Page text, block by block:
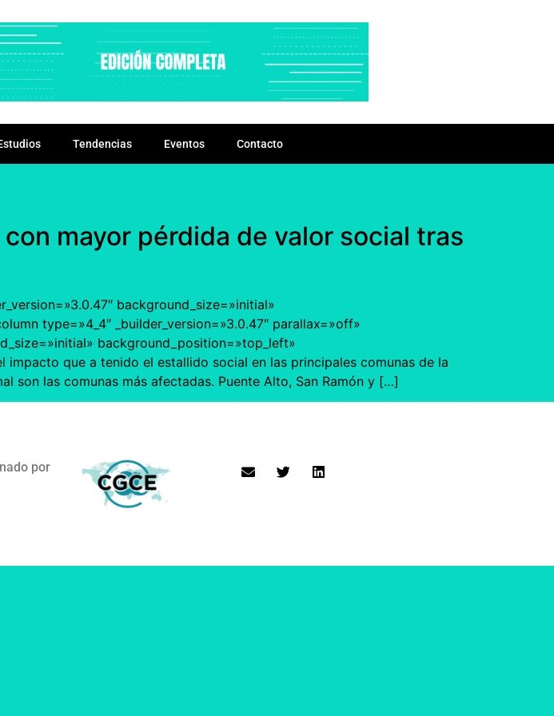
Tendencias Eventos Contacto
mayor pérdida de valor social tras
background_size=»initial»
type=»4_4″ _builder_version=»3.0.47″ parallax=»off»
background_position=»top_left»
que a tenido el estallido social en las principales comunas de la
son las comunas más afectadas. Puente Alto, San Ramón y […]
por